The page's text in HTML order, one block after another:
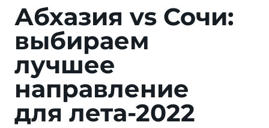
Абхазия vs Сочи:
выбираем
лучшее
направление
для лета-2022